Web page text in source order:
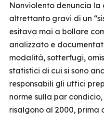
Nonviolento denuncia
altrettanto gravi di un
esitava mai a bollare
analizzato e
modalità, sotterfugi,
statistici di cui si sono
responsabili gli uffici
norme sulla par
risalgono al 2000, prima